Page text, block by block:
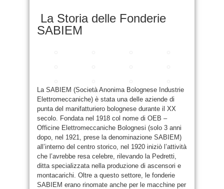
La Storia delle Fonderie
SABIEM
La SABIEM (Società Anonima Bolognese Industrie
Elettromeccaniche) è stata una delle aziende di
punta del manifatturiero bolognese durante il XX
secolo. Fondata nel 1918 col nome di OEB –
Officine Elettromeccaniche Bolognesi (solo 3 anni
dopo, nel 1921, prese la denominazione SABIEM)
all’interno del centro storico, nel 1920 iniziò l’attività
che l’avrebbe resa celebre, rilevando la Pedretti,
ditta specializzata nella produzione di ascensori e
montacarichi. Oltre a questo settore, le fonderie
SABIEM erano rinomate anche per le macchine per